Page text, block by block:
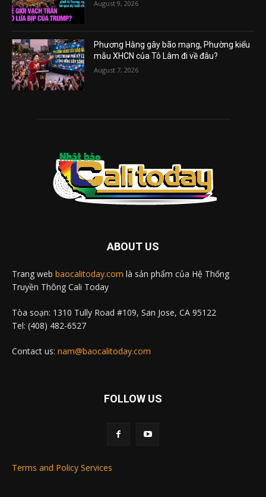
August 9, 2026
Phương Hằng gây bão mạng, Phường kiểu
mẫu XHCN của Tô Lâm đi về đâu?
August 7, 2026
ABOUT US
Trang web baocalitoday.com là sản phẩm của Hệ Thống
Truyền Thông Cali Today
Tòa soạn: 1310 Tully Road #109, San Jose, CA 95122
Tel: (408) 482-6527
Contact us: nam@baocalitoday.com
FOLLOW US
Terms and Policy Services